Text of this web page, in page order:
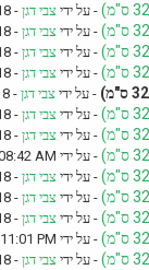
- על ידי צבי דגן - 02-16-2018, 02:38 PM
- על ידי צבי דגן - 02-16-2018, 02:56 PM
- על ידי צבי דגן - 02-16-2018, 03:10 PM
- על ידי צבי דגן - 02-16-2018, 05:06 PM
- על ידי צבי דגן - 02-16-2018, 05:20 PM
- על ידי צבי דגן - 02-16-2018, 10:39 PM
- על ידי צבי דגן - 02-16-2018, 10:50 PM
- על ידי AM
- על ידי צבי דגן - 02-18-2018, 01:08 PM
- על ידי צבי דגן - 02-18-2018, 05:05 PM
- על ידי צבי דגן - 02-18-2018, 09:53 PM
- על ידי PM
- על ידי צבי דגן - 02-19-2018, 11:15 AM